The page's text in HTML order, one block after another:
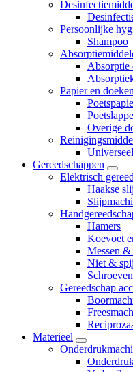
Persoonlijke
Shampoo
Absorptie
Papier en doeken
Overige
Gereedschappen
Elektrisch
Haakse
Hamers
Koevoet
Messen &
Niet &
Gereedschap
Materieel